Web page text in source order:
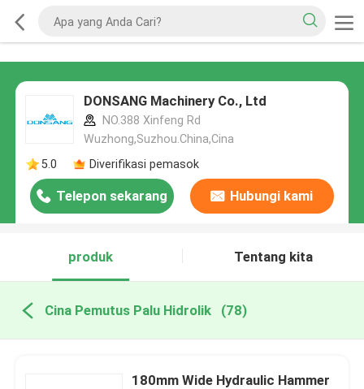
DONSANG Machinery Co., Ltd
NO.388 Xinfeng Rd
Wuzhong,Suzhou.China,Cina
5.0
Diverifikasi pemasok
Telepon sekarang Hubungi kami
produk Tentang kita
Cina Pemutus Palu Hidrolik (78)
180mm Wide Hydraulic Hammer